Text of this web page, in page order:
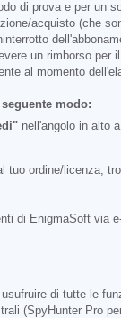
di prova e per un
acquisto (che
un rimborso
al momento
modo:
nell'angolo in alto
tuo ordine/licenza,
di EnigmaSoft via
di tutte le
(SpyHunter Pro